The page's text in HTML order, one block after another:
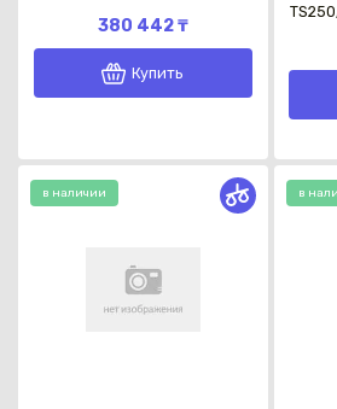
380 442 ₸
Купить
в наличии в